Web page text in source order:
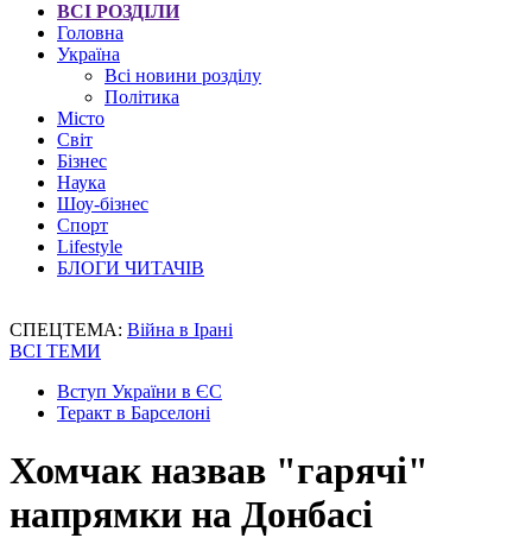
ВСІ РОЗДІЛИ
Головна
Україна
Всі новини розділу
Політика
Місто
Світ
Бізнес
Наука
Шоу-бізнес
Спорт
Lifestyle
БЛОГИ ЧИТАЧІВ
СПЕЦТЕМА: Війна в Ірані
ВСІ ТЕМИ
Вступ України в ЄС
Теракт в Барселоні
Хомчак назвав "гарячі"
напрямки на Донбасі